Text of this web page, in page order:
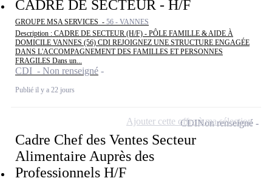
CADRE DE SECTEUR - H/F
GROUPE MSA SERVICES - 56 - VANNES
Description : CADRE DE SECTEUR (H/F) - PÔLE FAMILLE & AIDE À
DOMICILE VANNES (56) CDI REJOIGNEZ UNE STRUCTURE ENGAGÉE
DANS L'ACCOMPAGNEMENT DES FAMILLES ET PERSONNES
FRAGILES Dans un...
CDI - Non renseigné
Publié il y a 22 jours
Cadre Chef des Ventes Secteur
Alimentaire Auprès des
Professionnels H/F
CDINon renseigné
Ajouter cette offre à ma sélection